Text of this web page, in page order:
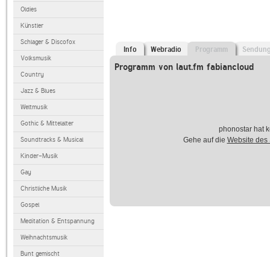
Oldies
Künstler
Schlager & Discofox
Volksmusik
Country
Jazz & Blues
Weltmusik
Gothic & Mittelalter
Soundtracks & Musical
Kinder-Musik
Gay
Christliche Musik
Gospel
Meditation & Entspannung
Weihnachtsmusik
Bunt gemischt
Info Webradio Programm
Programm von laut.fm fabiancloud
phonostar hat
Gehe auf die Website des